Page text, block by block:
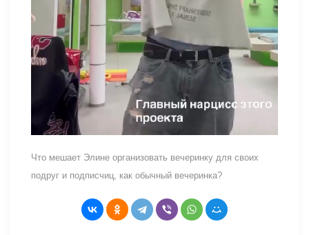
Что мешает Элине организовать вечеринку для своих
подруг и подписчиц, как обычный вечеринка?